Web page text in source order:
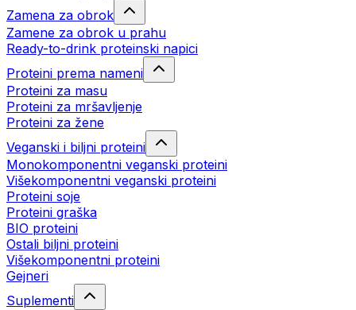
Zamena za obrok
Zamene za obrok u prahu
Ready-to-drink proteinski napici
Proteini prema nameni
Proteini za masu
Proteini za mršavljenje
Proteini za žene
Veganski i biljni proteini
Monokomponentni veganski proteini
Višekomponentni veganski proteini
Proteini soje
Proteini graška
BIO proteini
Ostali biljni proteini
Višekomponentni proteini
Gejneri
Suplementi